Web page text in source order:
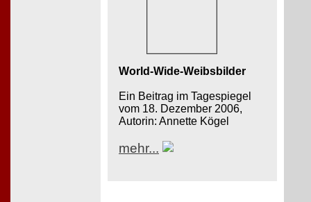
World-Wide-Weibsbilder
Ein Beitrag im Tagespiegel
vom 18. Dezember 2006,
Autorin: Annette Kögel
mehr...